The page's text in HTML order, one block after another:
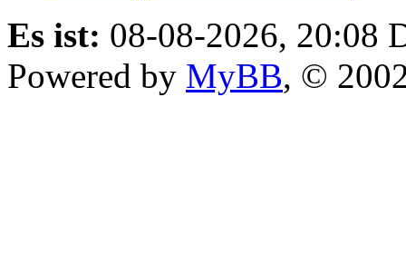
Es ist: 08-08-2026, 20:08
Powered by MyBB, ©